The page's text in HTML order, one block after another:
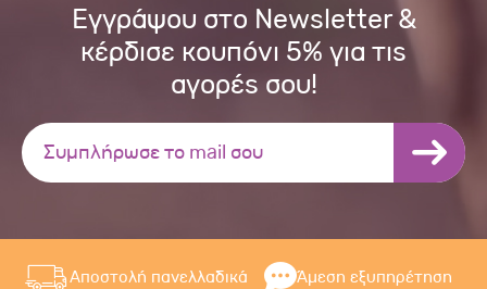
Εγγράψου στο Newsletter &
κέρδισε κουπόνι 5% για τις
αγορές σου!
Αποστολή πανελλαδικά Άμεση εξυπηρέτηση